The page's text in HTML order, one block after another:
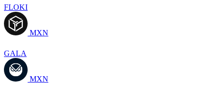
FLOKI
MXN
GALA
MXN